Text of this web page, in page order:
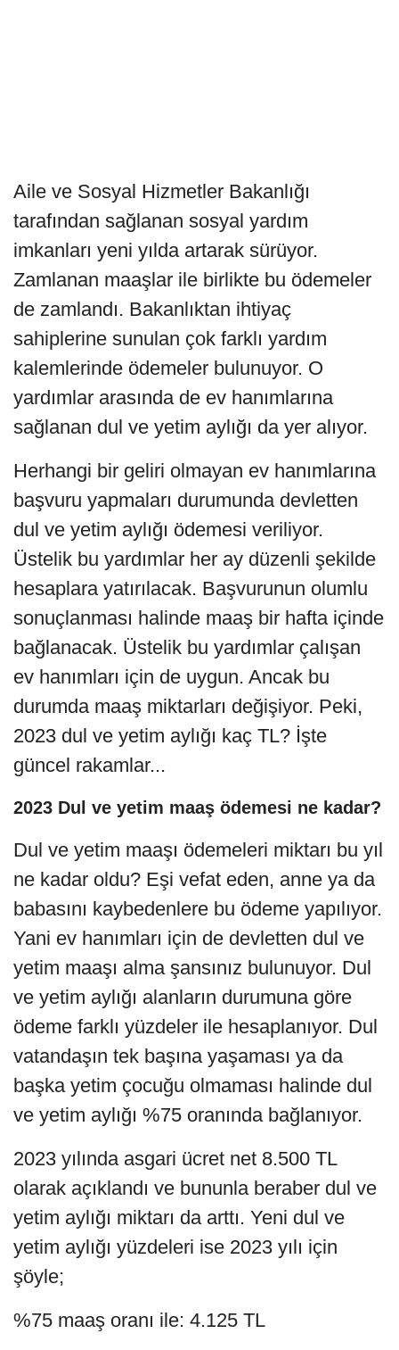
Aile ve Sosyal Hizmetler Bakanlığı
tarafından sağlanan sosyal yardım
imkanları yeni yılda artarak sürüyor.
Zamlanan maaşlar ile birlikte bu ödemeler
de zamlandı. Bakanlıktan ihtiyaç
sahiplerine sunulan çok farklı yardım
kalemlerinde ödemeler bulunuyor. O
yardımlar arasında de ev hanımlarına
sağlanan dul ve yetim aylığı da yer alıyor.
Herhangi bir geliri olmayan ev hanımlarına
başvuru yapmaları durumunda devletten
dul ve yetim aylığı ödemesi veriliyor.
Üstelik bu yardımlar her ay düzenli şekilde
hesaplara yatırılacak. Başvurunun olumlu
sonuçlanması halinde maaş bir hafta içinde
bağlanacak. Üstelik bu yardımlar çalışan
ev hanımları için de uygun. Ancak bu
durumda maaş miktarları değişiyor. Peki,
2023 dul ve yetim aylığı kaç TL? İşte
güncel rakamlar...
2023 Dul ve yetim maaş ödemesi ne kadar?
Dul ve yetim maaşı ödemeleri miktarı bu yıl
ne kadar oldu? Eşi vefat eden, anne ya da
babasını kaybedenlere bu ödeme yapılıyor.
Yani ev hanımları için de devletten dul ve
yetim maaşı alma şansınız bulunuyor. Dul
ve yetim aylığı alanların durumuna göre
ödeme farklı yüzdeler ile hesaplanıyor. Dul
vatandaşın tek başına yaşaması ya da
başka yetim çocuğu olmaması halinde dul
ve yetim aylığı %75 oranında bağlanıyor.
2023 yılında asgari ücret net 8.500 TL
olarak açıklandı ve bununla beraber dul ve
yetim aylığı miktarı da arttı. Yeni dul ve
yetim aylığı yüzdeleri ise 2023 yılı için
şöyle;
%75 maaş oranı ile: 4.125 TL